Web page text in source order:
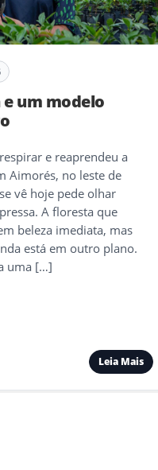
um modelo
e reaprendeu a
Aimorés, no leste de
vê hoje pede olhar
A floresta que
beleza imediata, mas
está em outro plano.
uma […]
Leia Mais